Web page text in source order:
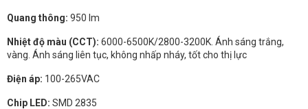
Quang thông: 950 lm
Nhiệt độ màu (CCT): 6000-6500K/2800-3200K. Ánh sáng trắng,
vàng. Ánh sáng liên tục, không nhấp nháy, tốt cho thị lực
Điện áp: 100-265VAC
Chip LED: SMD 2835